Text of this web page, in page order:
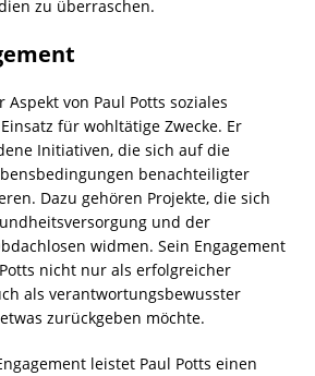
zu überraschen.
von Paul Potts soziales
für wohltätige Zwecke. Er
Initiativen, die sich auf die
benachteiligter
Dazu gehören Projekte, die sich
und der
widmen. Sein Engagement
nicht nur als erfolgreicher
als verantwortungsbewusster
zurückgeben möchte.
leistet Paul Potts einen